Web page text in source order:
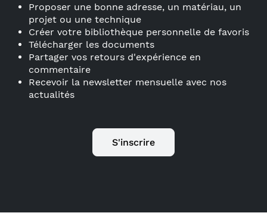
Proposer une bonne adresse, un matériau, un
projet ou une technique
Créer votre bibliothèque personnelle de favoris
Télécharger les documents
Partager vos retours d'expérience en
commentaire
Recevoir la newsletter mensuelle avec nos
actualités
S'inscrire